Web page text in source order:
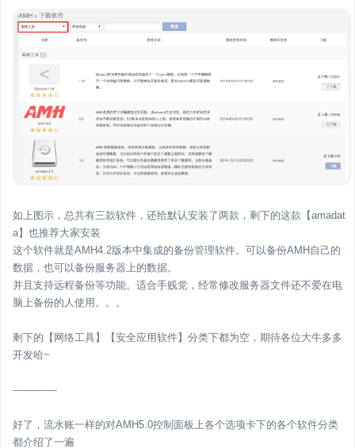
如上图示，总共有三款软件，还给默认安装了两款，剩下的这款【amadat
a】也推荐大家安装
这个软件就是AMH4.2版本中集成的备份管理软件。可以备份AMH自己的
数据，也可以备份服务器上的数据。
并且支持远程备份等功能。适合手贱党，经常修改服务器文件还不爱在电
脑上备份的人使用。。。
剩下的【网络工具】【安全应用软件】分类下都为空，期待各位大牛多多
开发哈~
--------------
好了，流水账一样的对AMH5.0控制面板上各个选项卡下的各个软件分类
都介绍了一遍